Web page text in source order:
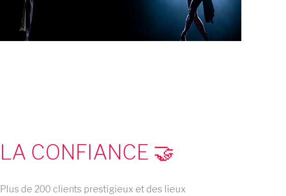
LA CONFIANCE 🤝
Plus de 200 clients prestigieux et des lieux